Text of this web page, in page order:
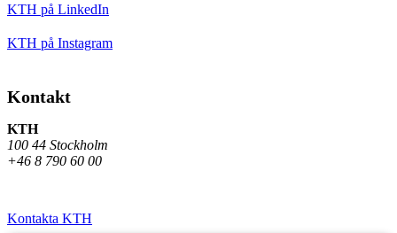
KTH på LinkedIn
KTH på Instagram
Kontakt
KTH
100 44 Stockholm
+46 8 790 60 00
Kontakta KTH